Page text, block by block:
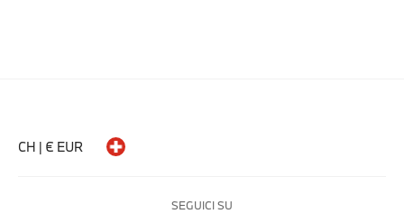
CH | € EUR
SEGUICI SU